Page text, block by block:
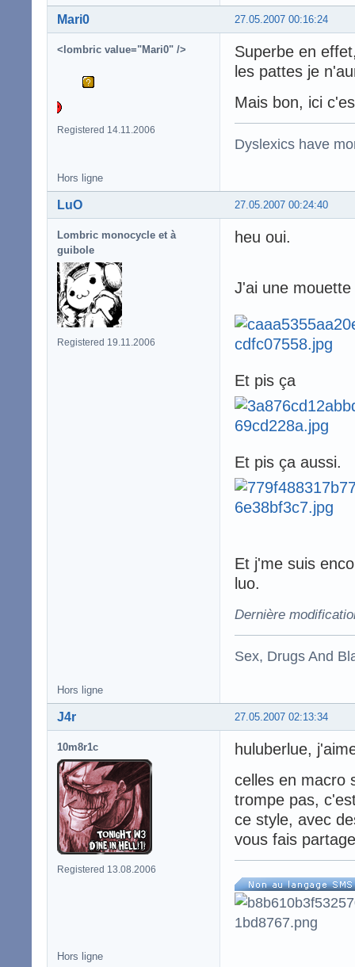
27.05.2007 00:16:24
Mari0
<lombric value="Mari0" />
Registered 14.11.2006
Superbe en
les pattes je
Mais bon, ici
Dyslexics have
Hors ligne
27.05.2007 00:24:40
LuO
Lombric monocycle et à
guibole
Registered 19.11.2006
heu oui.
J'ai une
Et pis ça
Et pis ça aussi.
Et j'me suis
luo.
Dernière
Sex, Drugs And
Hors ligne
27.05.2007 02:13:34
J4r
10m8r1c
Registered 13.08.2006
huluberlue,
celles en macro
trompe pas,
ce style, avec
vous fais
Hors ligne